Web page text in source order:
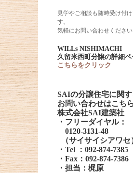
見学やご相談も随時受け付
す。
気軽にお問い合わせください
WILLs NISHIMACHI
久留米西町分譲の詳細
こちらをクリック
SAIの分譲住宅に関す
お問い合わせはこちら
株式会社SAI建築社
・フリーダイヤル：
0120-3131-48
（サイサイシアワセ
・Tel ：092-874-7385
・Fax：092-874-7386
・担当：梶原